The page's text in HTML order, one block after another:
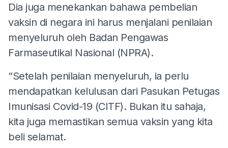
Dia juga menekankan bahawa pembelian
vaksin di negara ini harus menjalani penilaian
menyeluruh oleh Badan Pengawas
Farmaseutikal Nasional (NPRA).
“Setelah penilaian menyeluruh, ia perlu
mendapatkan kelulusan dari Pasukan Petugas
Imunisasi Covid-19 (CITF). Bukan itu sahaja,
kita juga memastikan semua vaksin yang kita
beli selamat.